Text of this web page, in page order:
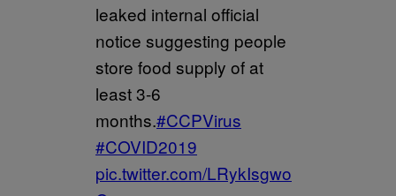
leaked internal official
notice suggesting people
store food supply of at
least 3-6
months.#CCPVirus
#COVID2019
pic.twitter.com/LRykIsgwo